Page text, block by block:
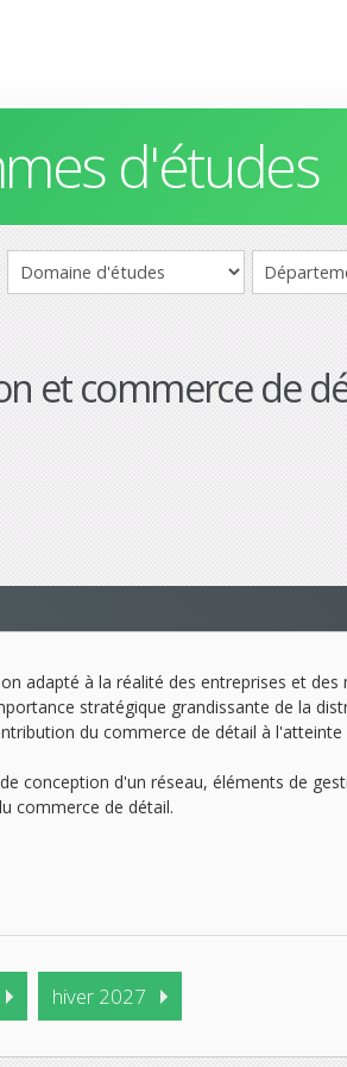
d'études
et commerce de
adapté à la réalité des entreprises et
stratégique grandissante de la
du commerce de détail à
conception d'un réseau, éléments de
commerce de détail.
hiver 2027